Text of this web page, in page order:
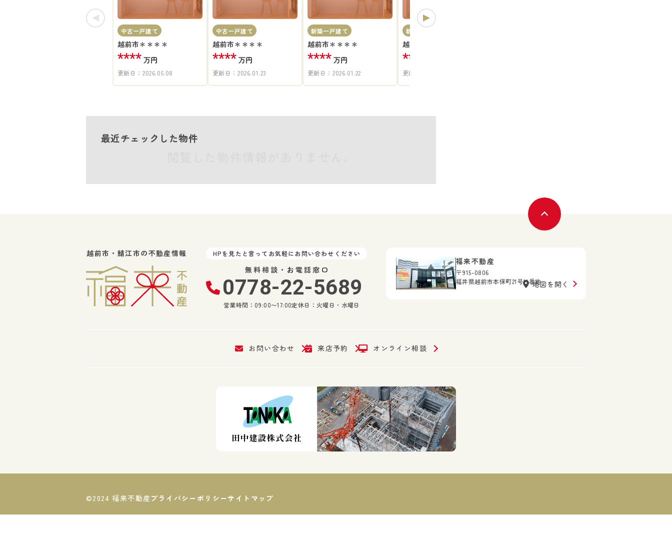
中古一戸建て
越前市＊＊＊＊
**** 万円
更新日： 2026.05.08
中古一戸建て
越前市＊＊＊＊
**** 万円
更新日： 2026.01.23
新築一戸建て
越前市＊＊＊＊
**** 万円
更新日： 2026.01.22
新築一戸建て
越前市＊＊＊＊
****
更新日：
最近チェックした物件
越前市・鯖江市の不動産情報 HPを見たと言ってお気軽にお問い合わせください
無料相談・お電話窓口
0778-22-5689
営業時間：09:00〜17:00定休日：火曜日・水曜日
福来不動産
〒915-0806
福井県越前市本保町21号11番地地図を開く
お問い合わせ 来店予約 オンライン相談
プライバシーポリシーサイトマップ
©2024 福来不動産